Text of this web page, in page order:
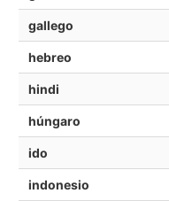
gallego
hebreo
hindi
húngaro
ido
indonesio